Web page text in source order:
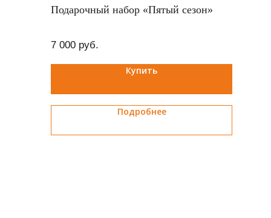
Подарочный набор «Пятый сезон»
7 000 руб.
Купить
Подробнее